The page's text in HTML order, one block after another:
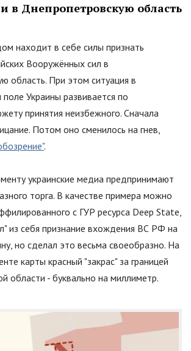
в Днепропетровскую область
находит в себе силы признать
Вооружённых сил в
область. При этом ситуация в
Украины развивается по
принятия неизбежного. Сначала
Потом оно сменилось на гнев,
.
украинские медиа предпринимают
торга. В качестве примера можно
с ГУР ресурса Deep State,
"из себя признание вхождения ВС РФ на
но сделал это весьма своеобразно. На
карты красный "закрас"за границей
области - буквально на миллиметр.